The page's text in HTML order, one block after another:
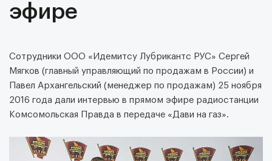
эфире
Сотрудники ООО «Идемитсу Лубрикантс РУС» Сергей
Мягков (главный управляющий по продажам в России) и
Павел Архангельский (менеджер по продажам) 25 ноября
2016 года дали интервью в прямом эфире радиостанции
Комсомольская Правда в передаче «Дави на газ».